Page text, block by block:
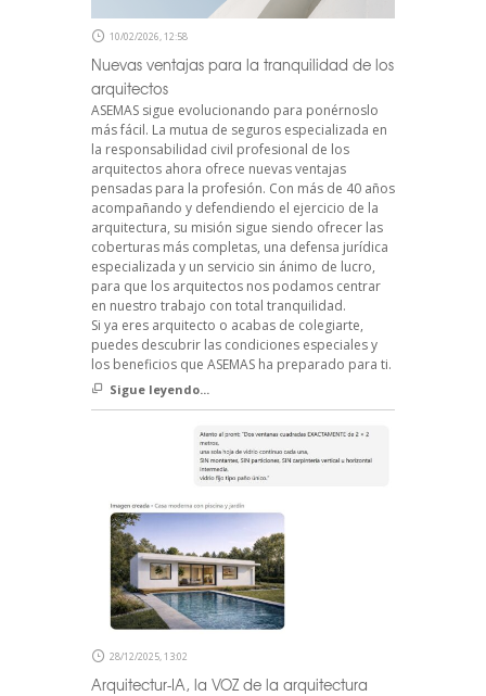
10/02/2026, 12:58
Nuevas ventajas para la tranquilidad de los
arquitectos
ASEMAS sigue evolucionando para ponérnoslo
más fácil. La mutua de seguros especializada en
la responsabilidad civil profesional de los
arquitectos ahora ofrece nuevas ventajas
pensadas para la profesión. Con más de 40 años
acompañando y defendiendo el ejercicio de la
arquitectura, su misión sigue siendo ofrecer las
coberturas más completas, una defensa jurídica
especializada y un servicio sin ánimo de lucro,
para que los arquitectos nos podamos centrar
en nuestro trabajo con total tranquilidad.
Si ya eres arquitecto o acabas de colegiarte,
puedes descubrir las condiciones especiales y
los beneficios que ASEMAS ha preparado para ti.
Sigue leyendo...
28/12/2025, 13:02
Arquitectur-IA, la VOZ de la arquitectura